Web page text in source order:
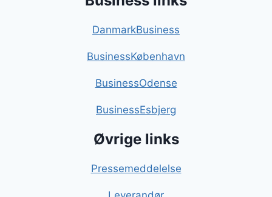
DanmarkBusiness
BusinessKøbenhavn
BusinessOdense
BusinessEsbjerg
Øvrige links
Pressemeddelelse